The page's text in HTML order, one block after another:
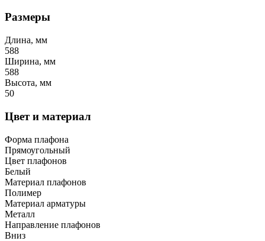
Размеры
Длина, мм
588
Ширина, мм
588
Высота, мм
50
Цвет и материал
Форма плафона
Прямоугольный
Цвет плафонов
Белый
Материал плафонов
Полимер
Материал арматуры
Металл
Направление плафонов
Вниз